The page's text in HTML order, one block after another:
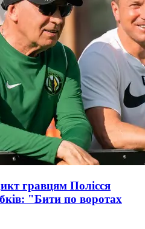
гравцям Полісся
"Бити по воротах